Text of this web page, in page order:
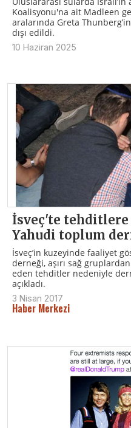
Koalisyonu'na ait Madleen
aralarında Greta
dışı edildi.
10 Haziran 2025
İsveç'te tehditlere
Yahudi toplum
İsveç’in kuzeyinde faaliyet
derneği, aşırı sağ
eden tehditler nedeniyle
açıkladı.
3 Nisan 2017
Haber Merkezi